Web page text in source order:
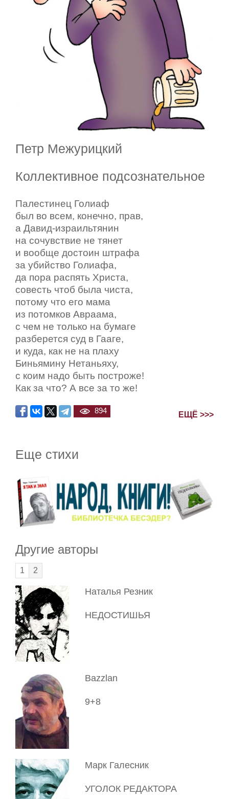
Петр Межурицкий
Коллективное подсознательное
Палестинец Голиаф
был во всем, конечно, прав,
а Давид-израильтянин
на сочувствие не тянет
и вообще достоин штрафа
за убийство Голиафа,
да пора распять Христа,
совесть чтоб была чиста,
потому что его мама
из потомков Авраама,
с чем не только на бумаге
разберется суд в Гааге,
и куда, как не на плаху
Биньямину Нетаньяху,
с коим надо быть построже!
Как за что? А все за то же!
894 ЕЩЁ >>>
Еще стихи
Другие авторы
1 2
Наталья Резник
НЕДОСТИШЬЯ
Bazzlan
9+8
Марк Галесник
УГОЛОК РЕДАКТОРА